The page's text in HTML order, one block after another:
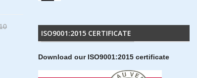
ISO9001:2015 CERTIFICATE
Download our ISO9001:2015 certificate